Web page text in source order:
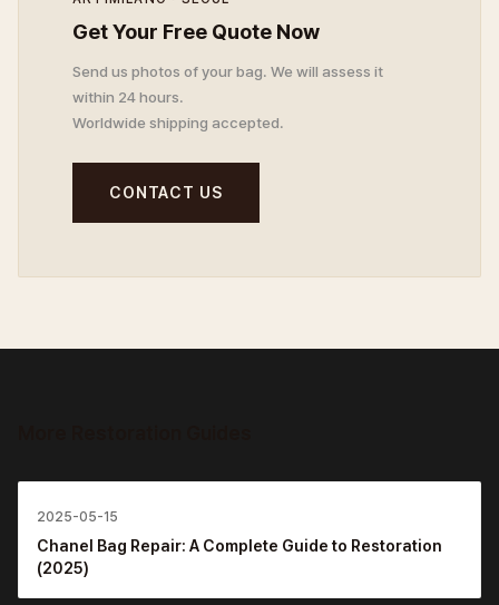
Get Your Free Quote Now
Send us photos of your bag. We will assess it
within 24 hours.
Worldwide shipping accepted.
CONTACT US
2025-05-15
Chanel Bag Repair: A Complete Guide to Restoration
(2025)